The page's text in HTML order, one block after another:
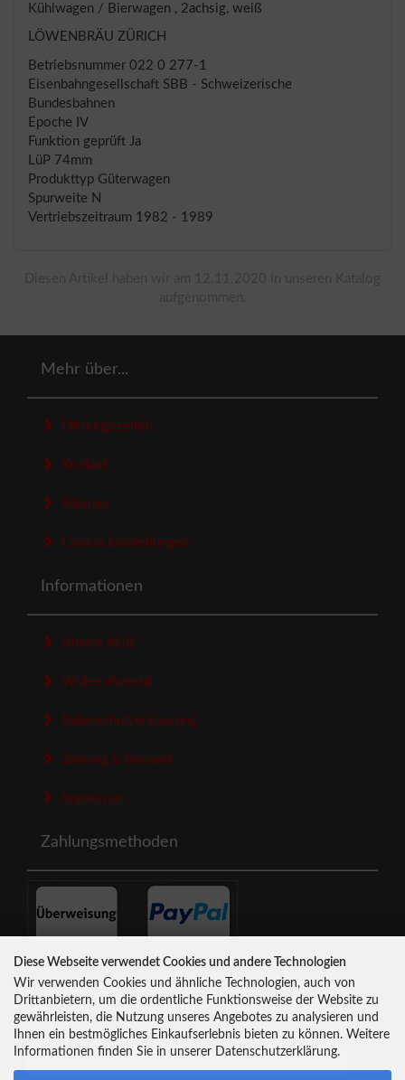
Kühlwagen / Bierwagen , 2achsig, weiß
LÖWENBRÄU ZÜRICH
Betriebsnummer 022 0 277-1
Eisenbahngesellschaft SBB - Schweizerische
Bundesbahnen
Epoche IV
Funktion geprüft Ja
LüP 74mm
Produkttyp Güterwagen
Spurweite N
Vertriebszeitraum 1982 - 1989
Mehr über...
Öffnungszeiten
Kontakt
Sitemap
Cookie Einstellungen
Informationen
Unsere AGB
Widerrufsrecht
Datenschutzerklaerung
Zahlung & Versand
Impressum
Zahlungsmethoden
Newsletter-Anmeldung
E-Mail-Adresse:
Diese Webseite verwendet Cookies und andere Technologien
Wir verwenden Cookies und ähnliche Technologien, auch von
Drittanbietern, um die ordentliche Funktionsweise der Website zu
gewährleisten, die Nutzung unseres Angebotes zu analysieren und
Ihnen ein bestmögliches Einkaufserlebnis bieten zu können. Weitere
Informationen finden Sie in unserer Datenschutzerklärung.